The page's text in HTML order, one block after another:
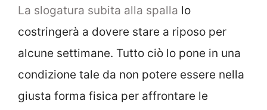
La slogatura subita alla spalla lo
costringerà a dovere stare a riposo per
alcune settimane. Tutto ciò lo pone in una
condizione tale da non potere essere nella
giusta forma fisica per affrontare le